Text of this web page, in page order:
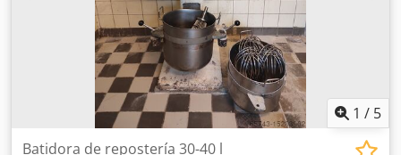
1 / 5
Batidora de repostería 30-40 l